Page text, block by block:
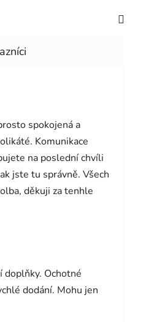
z 5 hvězdiček.
spokojená a
Komunikace
na poslední chvíli
jste tu správně. Všech
děkuji za tenhle
z 5 hvězdiček.
Ochotné
dodání. Mohu jen